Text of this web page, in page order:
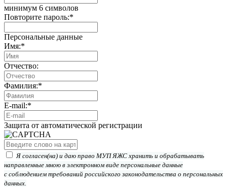
минимум 6 символов
Повторите пароль:*
Персональные данные
Имя:*
Отчество:
Фамилия:*
E-mail:*
Защита от автоматической регистрации
Я согласен(на) и даю право МУП ЯЖС хранить и обрабатывать
направленные мною в электронном виде персональные данные
с соблюдением требований российского законодательства о персональных
данных.